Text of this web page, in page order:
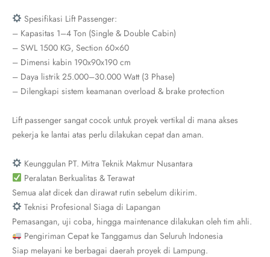
Spesifikasi Lift Passenger:
– Kapasitas 1–4 Ton (Single & Double Cabin)
– SWL 1500 KG, Section 60×60
– Dimensi kabin 190x90x190 cm
– Daya listrik 25.000–30.000 Watt (3 Phase)
– Dilengkapi sistem keamanan overload & brake protection
Lift passenger sangat cocok untuk proyek vertikal di mana akses
pekerja ke lantai atas perlu dilakukan cepat dan aman.
Keunggulan PT. Mitra Teknik Makmur Nusantara
Peralatan Berkualitas & Terawat
Semua alat dicek dan dirawat rutin sebelum dikirim.
Teknisi Profesional Siaga di Lapangan
Pemasangan, uji coba, hingga maintenance dilakukan oleh tim ahli.
Pengiriman Cepat ke Tanggamus dan Seluruh Indonesia
Siap melayani ke berbagai daerah proyek di Lampung.